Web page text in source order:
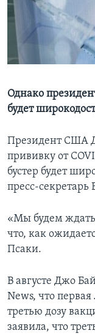
Learning English
СОЦИАЛЬНЫЕ СЕТИ
Языки
Однако
будет
Президент США
прививку от
бустер будет
пресс-
«Мы будем
что, как
Псаки.
В августе Джо
News, что
третью дозу
заявила, что